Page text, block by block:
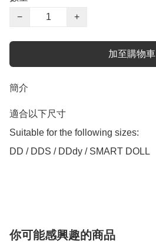
−
+
加至購物車
簡介
適合以下尺寸
Suitable for the following sizes:
DD / DDS / DDdy / SMART DOLL
你可能感興趣的商品